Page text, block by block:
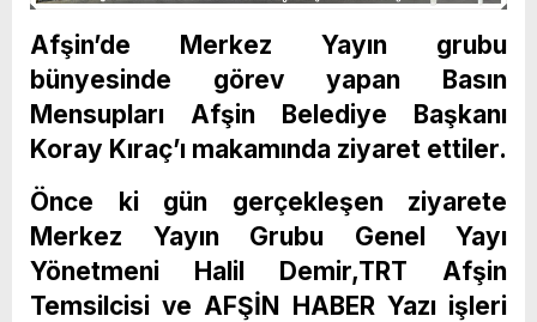
Afşin’de Merkez Yayın grubu
bünyesinde görev yapan Basın
Mensupları Afşin Belediye Başkanı
Koray Kıraç’ı makamında ziyaret ettiler.
Önce ki gün gerçekleşen ziyarete
Merkez Yayın Grubu Genel Yayı
Yönetmeni Halil Demir,TRT Afşin
Temsilcisi ve AFŞİN HABER Yazı işleri